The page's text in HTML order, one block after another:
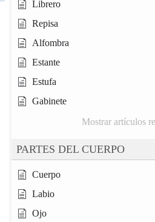
Librero
Repisa
Alfombra
Estante
Estufa
Gabinete
Mostrar artículos
PARTES DEL CUERPO
Cuerpo
Labio
Ojo